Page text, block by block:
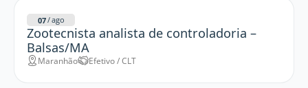
07/ago
Zootecnista analista de controladoria –
Balsas/MA
Maranhão Efetivo / CLT